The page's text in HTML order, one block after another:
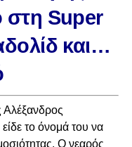
στη Super
και…
το όνομά του να
Ο νεαρός